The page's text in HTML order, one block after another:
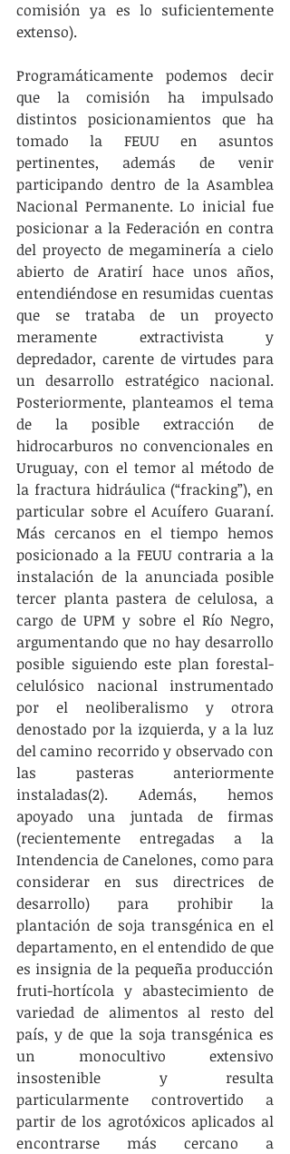
comisión ya es lo suficientemente
extenso).
Programáticamente podemos decir
que la comisión ha impulsado
distintos posicionamientos que ha
tomado la FEUU en asuntos
pertinentes, además de venir
participando dentro de la Asamblea
Nacional Permanente. Lo inicial fue
posicionar a la Federación en contra
del proyecto de megaminería a cielo
abierto de Aratirí hace unos años,
entendiéndose en resumidas cuentas
que se trataba de un proyecto
meramente extractivista y
depredador, carente de virtudes para
un desarrollo estratégico nacional.
Posteriormente, planteamos el tema
de la posible extracción de
hidrocarburos no convencionales en
Uruguay, con el temor al método de
la fractura hidráulica (“fracking”), en
particular sobre el Acuífero Guaraní.
Más cercanos en el tiempo hemos
posicionado a la FEUU contraria a la
instalación de la anunciada posible
tercer planta pastera de celulosa, a
cargo de UPM y sobre el Río Negro,
argumentando que no hay desarrollo
posible siguiendo este plan forestal-
celulósico nacional instrumentado
por el neoliberalismo y otrora
denostado por la izquierda, y a la luz
del camino recorrido y observado con
las pasteras anteriormente
instaladas(2). Además, hemos
apoyado una juntada de firmas
(recientemente entregadas a la
Intendencia de Canelones, como para
considerar en sus directrices de
desarrollo) para prohibir la
plantación de soja transgénica en el
departamento, en el entendido de que
es insignia de la pequeña producción
fruti-hortícola y abastecimiento de
variedad de alimentos al resto del
país, y de que la soja transgénica es
un monocultivo extensivo
insostenible y resulta
particularmente controvertido a
partir de los agrotóxicos aplicados al
encontrarse más cercano a